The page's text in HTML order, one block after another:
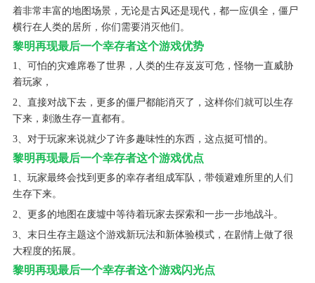
着非常丰富的地图场景，无论是古风还是现代，都一应俱全，僵尸
横行在人类的居所，你们需要消灭他们。
黎明再现最后一个幸存者这个游戏优势
1、可怕的灾难席卷了世界，人类的生存岌岌可危，怪物一直威胁
着玩家，
2、直接对战下去，更多的僵尸都能消灭了，这样你们就可以生存
下来，刺激生存一直都有。
3、对于玩家来说就少了许多趣味性的东西，这点挺可惜的。
黎明再现最后一个幸存者这个游戏优点
1、玩家最终会找到更多的幸存者组成军队，带领避难所里的人们
生存下来。
2、更多的地图在废墟中等待着玩家去探索和一步一步地战斗。
3、末日生存主题这个游戏新玩法和新体验模式，在剧情上做了很
大程度的拓展。
黎明再现最后一个幸存者这个游戏闪光点